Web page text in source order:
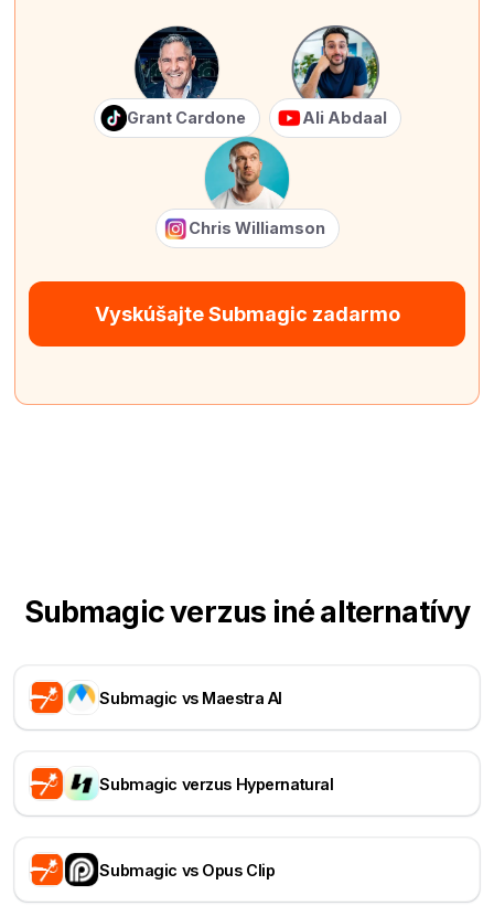
Grant Cardone Ali Abdaal
Chris Williamson
Vyskúšajte Submagic zadarmo
Submagic verzus iné alternatívy
Submagic vs Maestra AI
Submagic verzus Hypernatural
Submagic vs Opus Clip